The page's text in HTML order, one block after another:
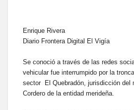
Enrique Rivera
Diario Frontera Digital El Vigía
Se conoció a través de las redes
vehicular fue interrumpido por la
sector El Quebradón, jurisdicción del
Cordero de la entidad merideña.